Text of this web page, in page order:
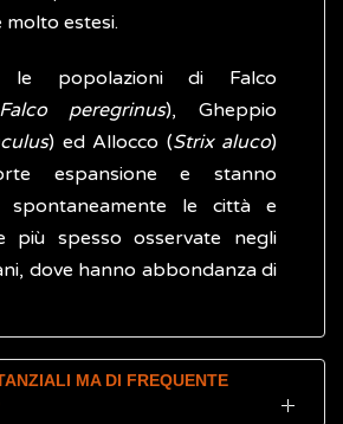
molto estesi.
le popolazioni di Falco
Falco peregrinus), Gheppio
) ed Allocco (Strix aluco)
espansione e stanno
spontaneamente le città e
più spesso osservate negli
dove hanno abbondanza di
MA DI FREQUENTE